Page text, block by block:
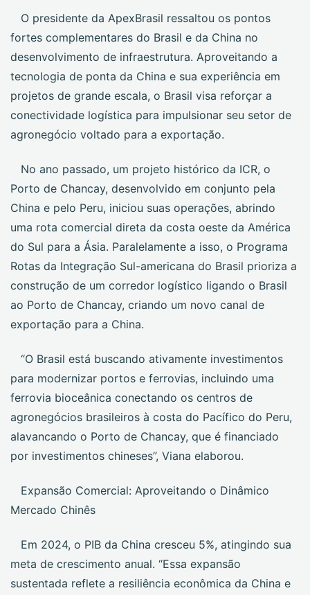
O presidente da ApexBrasil ressaltou os pontos
fortes complementares do Brasil e da China no
desenvolvimento de infraestrutura. Aproveitando a
tecnologia de ponta da China e sua experiência em
projetos de grande escala, o Brasil visa reforçar a
conectividade logística para impulsionar seu setor de
agronegócio voltado para a exportação.
No ano passado, um projeto histórico da ICR, o
Porto de Chancay, desenvolvido em conjunto pela
China e pelo Peru, iniciou suas operações, abrindo
uma rota comercial direta da costa oeste da América
do Sul para a Ásia. Paralelamente a isso, o Programa
Rotas da Integração Sul-americana do Brasil prioriza a
construção de um corredor logístico ligando o Brasil
ao Porto de Chancay, criando um novo canal de
exportação para a China.
“O Brasil está buscando ativamente investimentos
para modernizar portos e ferrovias, incluindo uma
ferrovia bioceânica conectando os centros de
agronegócios brasileiros à costa do Pacífico do Peru,
alavancando o Porto de Chancay, que é financiado
por investimentos chineses”, Viana elaborou.
Expansão Comercial: Aproveitando o Dinâmico
Mercado Chinês
Em 2024, o PIB da China cresceu 5%, atingindo sua
meta de crescimento anual. “Essa expansão
sustentada reflete a resiliência econômica da China e